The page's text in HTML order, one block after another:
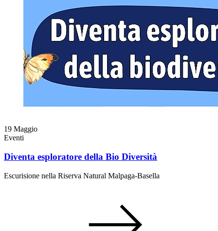
19 Maggio
Eventi
Diventa esploratore della Bio Diversità
Escurisione nella Riserva Natural Malpaga-Basella